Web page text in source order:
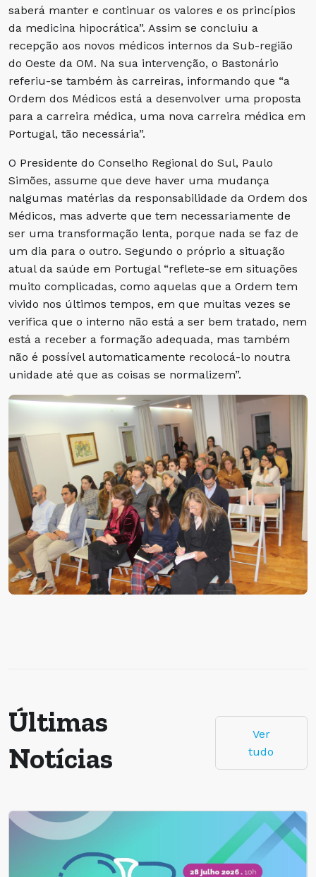
saberá manter e continuar os valores e os princípios
da medicina hipocrática”. Assim se concluiu a
recepção aos novos médicos internos da Sub-região
do Oeste da OM. Na sua intervenção, o Bastonário
referiu-se também às carreiras, informando que “a
Ordem dos Médicos está a desenvolver uma proposta
para a carreira médica, uma nova carreira médica em
Portugal, tão necessária”.
O Presidente do Conselho Regional do Sul, Paulo
Simões, assume que deve haver uma mudança
nalgumas matérias da responsabilidade da Ordem dos
Médicos, mas adverte que tem necessariamente de
ser uma transformação lenta, porque nada se faz de
um dia para o outro. Segundo o próprio a situação
atual da saúde em Portugal “reflete-se em situações
muito complicadas, como aquelas que a Ordem tem
vivido nos últimos tempos, em que muitas vezes se
verifica que o interno não está a ser bem tratado, nem
está a receber a formação adequada, mas também
não é possível automaticamente recolocá-lo noutra
unidade até que as coisas se normalizem”.
Últimas
Notícias
Ver
tudo